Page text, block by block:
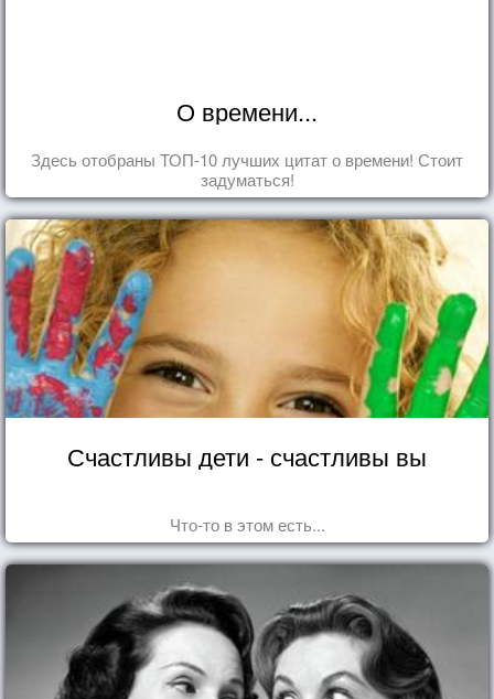
О времени...
Здесь отобраны ТОП-10 лучших цитат о времени! Стоит
задуматься!
Счастливы дети - счастливы вы
Что-то в этом есть...